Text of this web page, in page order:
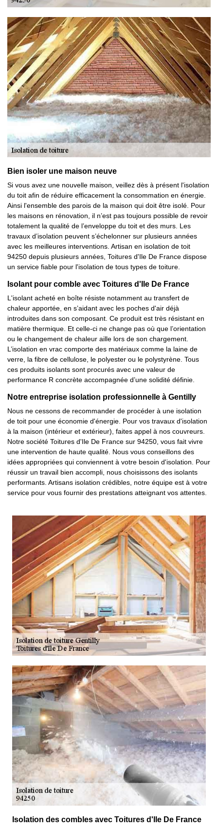
Bien isoler une maison neuve
Si vous avez une nouvelle maison, veillez dès à présent l'isolation
du toit afin de réduire efficacement la consommation en énergie.
Ainsi l'ensemble des parois de la maison qui doit être isolé. Pour
les maisons en rénovation, il n’est pas toujours possible de revoir
totalement la qualité de l’enveloppe du toit et des murs. Les
travaux d’isolation peuvent s’échelonner sur plusieurs années
avec les meilleures interventions. Artisan en isolation de toit
94250 depuis plusieurs années, Toitures d'Ile De France dispose
un service fiable pour l'isolation de tous types de toiture.
Isolant pour comble avec Toitures d'Ile De France
L'isolant acheté en boîte résiste notamment au transfert de
chaleur apportée, en s’aidant avec les poches d'air déjà
introduites dans son composant. Ce produit est très résistant en
matière thermique. Et celle-ci ne change pas où que l’orientation
ou le changement de chaleur aille lors de son chargement.
L’isolation en vrac comporte des matériaux comme la laine de
verre, la fibre de cellulose, le polyester ou le polystyrène. Tous
ces produits isolants sont procurés avec une valeur de
performance R concrète accompagnée d’une solidité définie.
Notre entreprise isolation professionnelle à Gentilly
Nous ne cessons de recommander de procéder à une isolation
de toit pour une économie d'énergie. Pour vos travaux d'isolation
à la maison (intérieur et extérieur), faites appel à nos couvreurs.
Notre société Toitures d'Ile De France sur 94250, vous fait vivre
une intervention de haute qualité. Nous vous conseillons des
idées appropriées qui conviennent à votre besoin d'isolation. Pour
réussir un travail bien accompli, nous choisissons des isolants
performants. Artisans isolation crédibles, notre équipe est à votre
service pour vous fournir des prestations atteignant vos attentes.
Isolation des combles avec Toitures d'Ile De France